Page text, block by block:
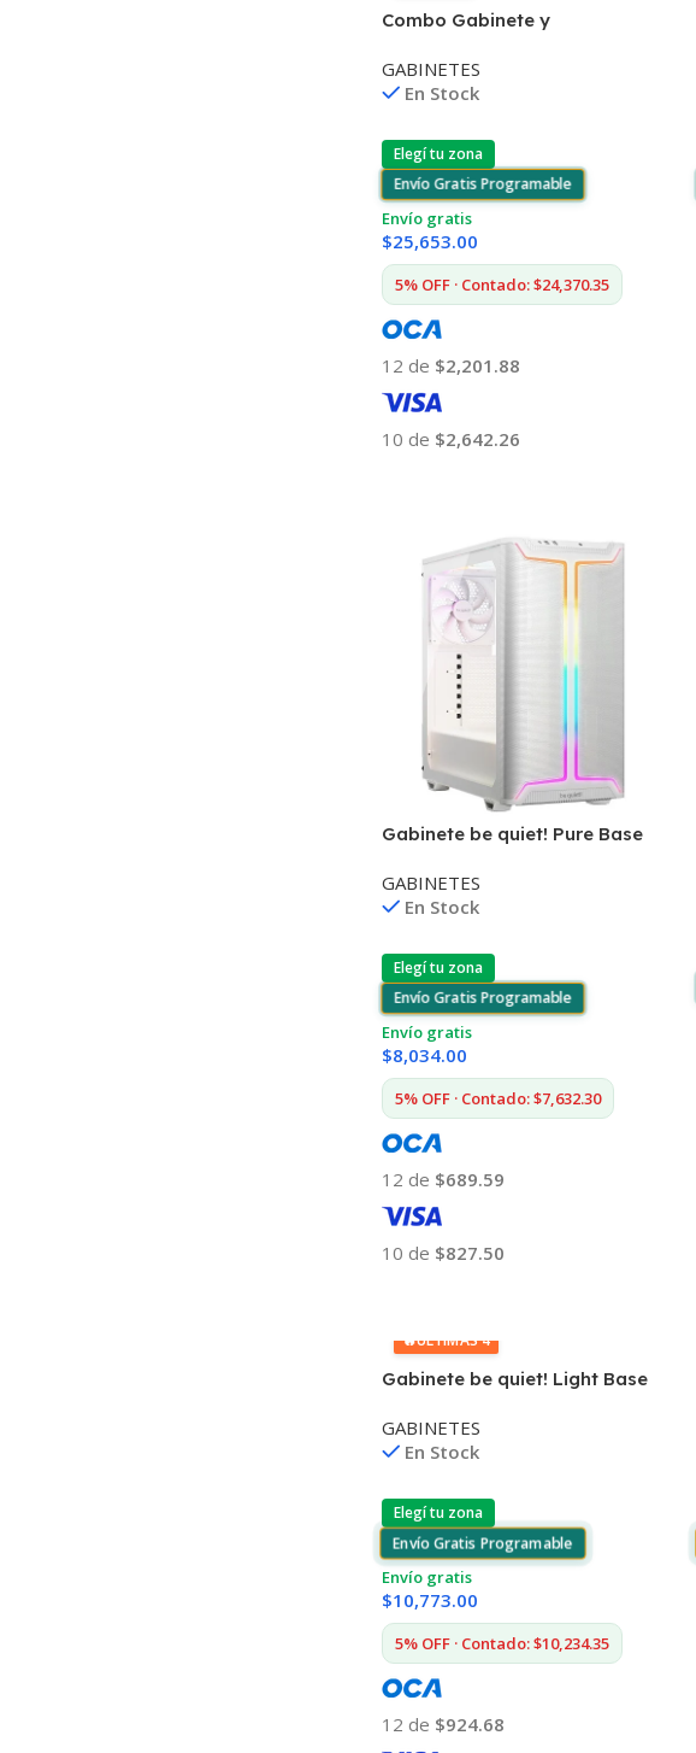
Combo Gabinete y
Light Base 900 FX + Light Loop
360mm Blanco
GABINETES
En Stock
Elegí tu zona
Envío Gratis Programable
Envío gratis
$25,653.00
5% OFF · Contado: $24,370.35
12 de $2,201.88
10 de $2,642.26
Gabinete be quiet! Pure Base
GABINETES
En Stock
Elegí tu zona
Envío Gratis Programable
Envío gratis
$8,034.00
5% OFF · Contado: $7,632.30
12 de $689.59
10 de $827.50
🔥ÚLTIMAS 4
Gabinete be quiet! Light Base
GABINETES
En Stock
Elegí tu zona
Envío Gratis Programable
Envío gratis
$10,773.00
5% OFF · Contado: $10,234.35
12 de $924.68